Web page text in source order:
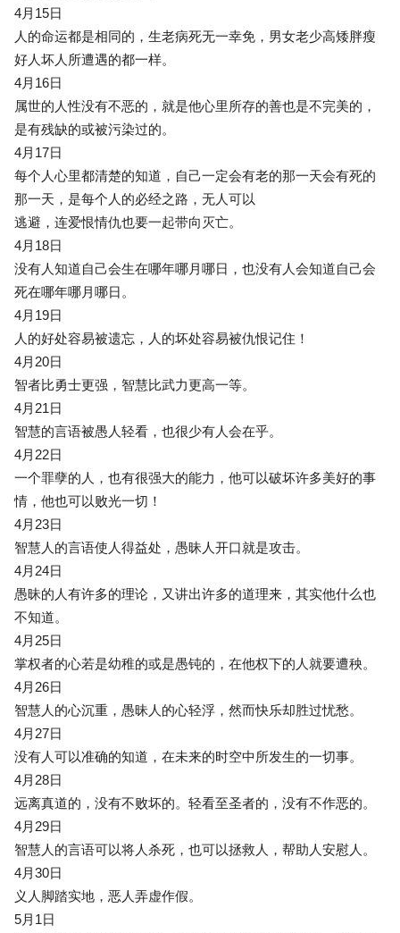
4月15日
人的命运都是相同的，生老病死无一幸免，男女老少高矮胖瘦
好人坏人所遭遇的都一样。
4月16日
属世的人性没有不恶的，就是他心里所存的善也是不完美的，
是有残缺的或被污染过的。
4月17日
每个人心里都清楚的知道，自己一定会有老的那一天会有死的
那一天，是每个人的必经之路，无人可以
逃避，连爱恨情仇也要一起带向灭亡。
4月18日
没有人知道自己会生在哪年哪月哪日，也没有人会知道自己会
死在哪年哪月哪日。
4月19日
人的好处容易被遗忘，人的坏处容易被仇恨记住！
4月20日
智者比勇士更强，智慧比武力更高一等。
4月21日
智慧的言语被愚人轻看，也很少有人会在乎。
4月22日
一个罪孽的人，也有很强大的能力，他可以破坏许多美好的事
情，他也可以败光一切！
4月23日
智慧人的言语使人得益处，愚昧人开口就是攻击。
4月24日
愚昧的人有许多的理论，又讲出许多的道理来，其实他什么也
不知道。
4月25日
掌权者的心若是幼稚的或是愚钝的，在他权下的人就要遭秧。
4月26日
智慧人的心沉重，愚昧人的心轻浮，然而快乐却胜过忧愁。
4月27日
没有人可以准确的知道，在未来的时空中所发生的一切事。
4月28日
远离真道的，没有不败坏的。轻看至圣者的，没有不作恶的。
4月29日
智慧人的言语可以将人杀死，也可以拯救人，帮助人安慰人。
4月30日
义人脚踏实地，恶人弄虚作假。
5月1日